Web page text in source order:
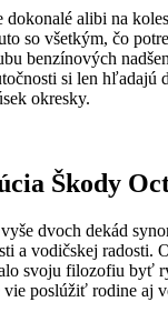
alibi na
so všetkým, čo
benzínových
si len hľadajú
okresky.
Škody
dvoch dekád
a vodičskej radosti.
svoju filozofiu byť
poslúžiť rodine aj